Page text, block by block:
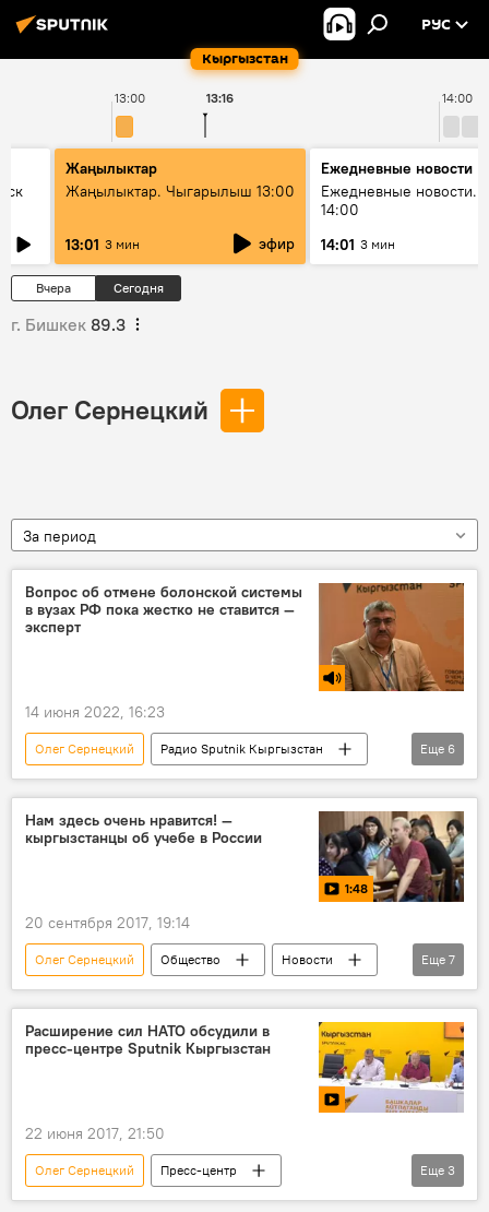
Кыргызстан
РУС
13:00 14:00
13:16
Жаңылыктар
Жаңылыктар. Чыгарылыш 13:00
13:01 3 мин эфир
Ежедневные новости
Ежедневные новости.
14:00
14:01 3 мин
Вчера Сегодня
г. Бишкек 89.3
Олег Сернецкий
За период
Вопрос об отмене болонской системы
в вузах РФ пока жестко не ставится —
эксперт
14 июня 2022, 16:23
Олег Сернецкий
Радио Sputnik Кыргызстан
образование
вузы
Болонская система
обучение
Россия
Кыргызстан
Еще 6
Нам здесь очень нравится! —
кыргызстанцы об учебе в России
1:48
20 сентября 2017, 19:14
Олег Сернецкий Общество
Новости
видео
В мире
Кыргызстан
Россия
образование
вузы
Еще 7
Расширение сил НАТО обсудили в
пресс-центре Sputnik Кыргызстан
22 июня 2017, 21:50
Олег Сернецкий
Пресс-центр
Пресс-видео
Асанбек Алымкожоев
Еще 3